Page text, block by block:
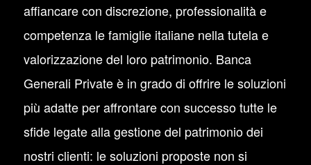
affiancare con discrezione, professionalità e
competenza le famiglie italiane nella tutela e
valorizzazione del loro patrimonio. Banca
Generali Private è in grado di offrire le soluzioni
più adatte per affrontare con successo tutte le
sfide legate alla gestione del patrimonio dei
nostri clienti: le soluzioni proposte non si